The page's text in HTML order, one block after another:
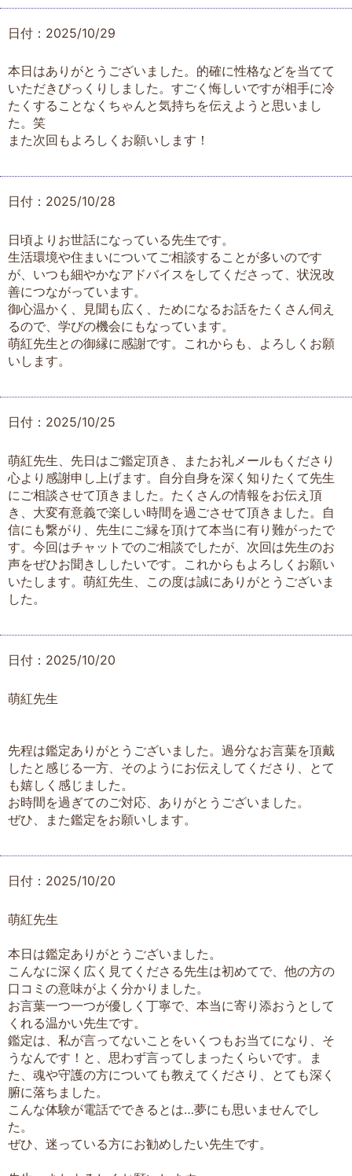
日付：2025/10/29
本日はありがとうございました。的確に性格などを当てて
いただきびっくりしました。すごく悔しいですが相手に冷
たくすることなくちゃんと気持ちを伝えようと思いまし
た。笑
また次回もよろしくお願いします！
日付：2025/10/28
日頃よりお世話になっている先生です。
生活環境や住まいについてご相談することが多いのです
が、いつも細やかなアドバイスをしてくださって、状況改
善につながっています。
御心温かく、見聞も広く、ためになるお話をたくさん伺え
るので、学びの機会にもなっています。
萌紅先生との御縁に感謝です。これからも、よろしくお願
いします。
日付：2025/10/25
萌紅先生、先日はご鑑定頂き、またお礼メールもくださり
心より感謝申し上げます。自分自身を深く知りたくて先生
にご相談させて頂きました。たくさんの情報をお伝え頂
き、大変有意義で楽しい時間を過ごさせて頂きました。自
信にも繋がり、先生にご縁を頂けて本当に有り難がったで
す。今回はチャットでのご相談でしたが、次回は先生のお
声をぜひお聞きししたいです。これからもよろしくお願い
いたします。萌紅先生、この度は誠にありがとうございま
した。
日付：2025/10/20
萌紅先生
先程は鑑定ありがとうございました。過分なお言葉を頂戴
したと感じる一方、そのようにお伝えしてくださり、とて
も嬉しく感じました。
お時間を過ぎてのご対応、ありがとうございました。
ぜひ、また鑑定をお願いします。
日付：2025/10/20
萌紅先生
本日は鑑定ありがとうございました。
こんなに深く広く見てくださる先生は初めてで、他の方の
口コミの意味がよく分かりました。
お言葉一つ一つが優しく丁寧で、本当に寄り添おうとして
くれる温かい先生です。
鑑定は、私が言ってないことをいくつもお当てになり、そ
うなんです！と、思わず言ってしまったくらいです。ま
た、魂や守護の方についても教えてくださり、とても深く
腑に落ちました。
こんな体験が電話でできるとは…夢にも思いませんでし
た。
ぜひ、迷っている方にお勧めしたい先生です。